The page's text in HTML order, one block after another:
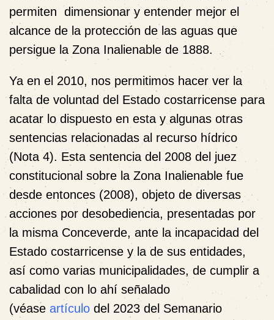
permiten dimensionar y entender mejor el
alcance de la protección de las aguas que
persigue la Zona Inalienable de 1888.
Ya en el 2010, nos permitimos hacer ver la
falta de voluntad del Estado costarricense para
acatar lo dispuesto en esta y algunas otras
sentencias relacionadas al recurso hídrico
(Nota 4). Esta sentencia del 2008 del juez
constitucional sobre la Zona Inalienable fue
desde entonces (2008), objeto de diversas
acciones por desobediencia, presentadas por
la misma Conceverde, ante la incapacidad del
Estado costarricense y la de sus entidades,
así como varias municipalidades, de cumplir a
cabalidad con lo ahí señalado
(véase artículo del 2023 del Semanario